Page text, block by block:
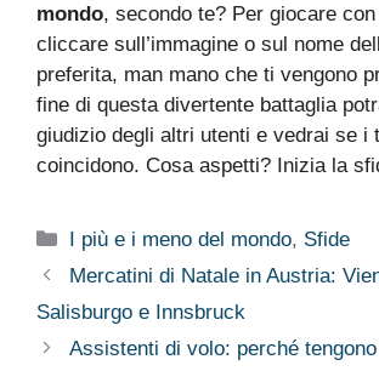
mondo, secondo te? Per giocare
cliccare sull’immagine o sul nome
preferita, man mano che ti vengono
fine di questa divertente battaglia
giudizio degli altri utenti e vedrai se i
coincidono. Cosa aspetti? Inizia la
Categorie
I più e i meno del mondo, Sfide
Mercatini di Natale in Austria:
Salisburgo e Innsbruck
Assistenti di volo: perché